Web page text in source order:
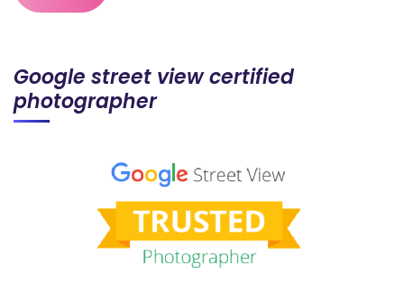
Google street view certified
photographer